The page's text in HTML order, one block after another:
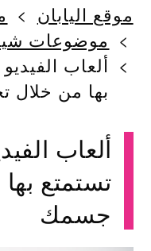
موقع اليابان
موضوعات
ألعاب
بها من
ألعاب
تستمتع
جسمك